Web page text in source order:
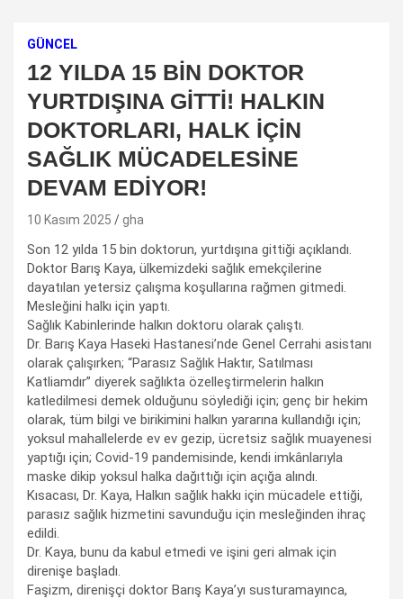
GÜNCEL
12 YILDA 15 BİN DOKTOR
YURTDIŞINA GİTTİ! HALKIN
DOKTORLARI, HALK İÇİN
SAĞLIK MÜCADELESİNE
DEVAM EDİYOR!
10 Kasım 2025 gha
Son 12 yılda 15 bin doktorun, yurtdışına gittiği açıklandı.
Doktor Barış Kaya, ülkemizdeki sağlık emekçilerine
dayatılan yetersiz çalışma koşullarına rağmen gitmedi.
Mesleğini halkı için yaptı.
Sağlık Kabinlerinde halkın doktoru olarak çalıştı.
Dr. Barış Kaya Haseki Hastanesi’nde Genel Cerrahi asistanı
olarak çalışırken; “Parasız Sağlık Haktır, Satılması
Katliamdır” diyerek sağlıkta özelleştirmelerin halkın
katledilmesi demek olduğunu söylediği için; genç bir hekim
olarak, tüm bilgi ve birikimini halkın yararına kullandığı için;
yoksul mahallelerde ev ev gezip, ücretsiz sağlık muayenesi
yaptığı için; Covid-19 pandemisinde, kendi imkânlarıyla
maske dikip yoksul halka dağıttığı için açığa alındı.
Kısacası, Dr. Kaya, Halkın sağlık hakkı için mücadele ettiği,
parasız sağlık hizmetini savunduğu için mesleğinden ihraç
edildi.
Dr. Kaya, bunu da kabul etmedi ve işini geri almak için
direnişe başladı.
Faşizm, direnişçi doktor Barış Kaya’yı susturamayınca,